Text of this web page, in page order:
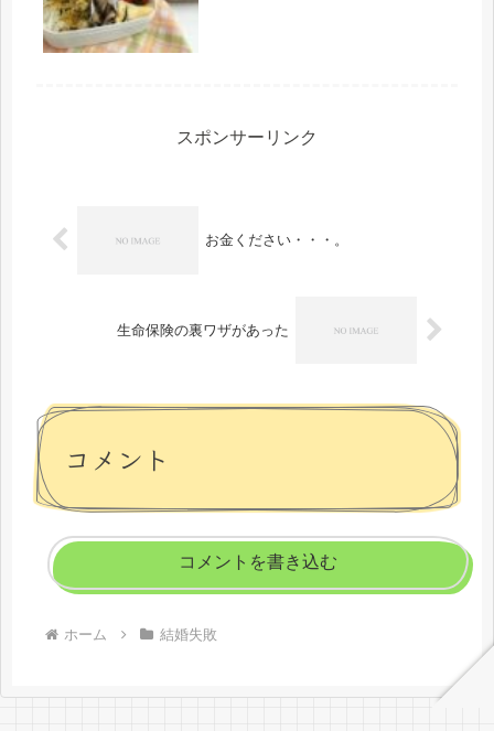
スポンサーリンク
お金ください・・・。
生命保険の裏ワザがあった
コメント
コメントを書き込む
ホーム 結婚失敗